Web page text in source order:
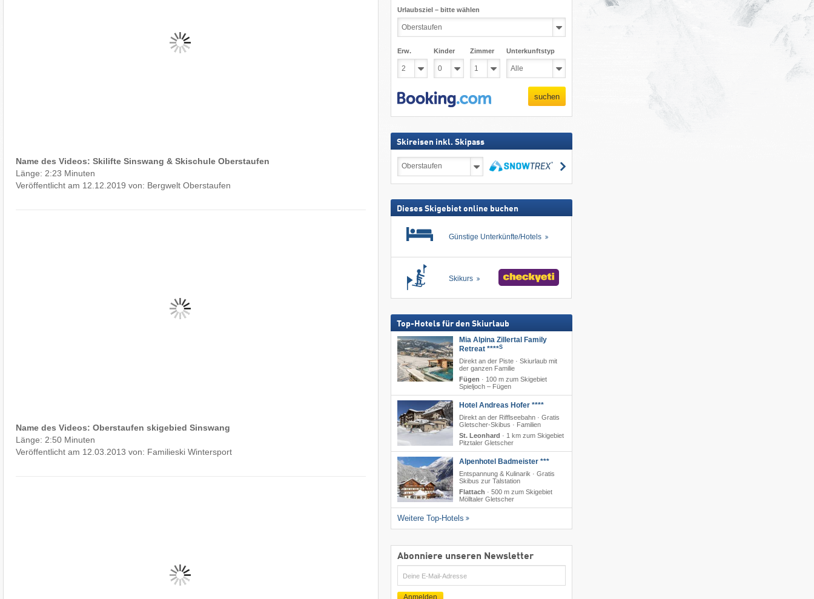
Name des Videos: Skilifte Sinswang & Skischule Oberstaufen
Länge: 2:23 Minuten
Veröffentlicht am 12.12.2019 von: Bergwelt Oberstaufen
Name des Videos: Oberstaufen skigebied Sinswang
Länge: 2:50 Minuten
Veröffentlicht am 12.03.2013 von: Familieski Wintersport
Urlaubsziel – bitte wählen
Erw. Kinder Zimmer Unterkunftstyp
suchen
Skireisen inkl. Skipass
inkl.
suchen
Dieses Skigebiet online buchen
Günstige Unterkünfte/Hotels
Skikurs
Top-Hotels für den Skiurlaub
Mia Alpina Zillertal Family
Retreat ****S
Direkt an der Piste · Skiurlaub mit
der ganzen Familie
Fügen · 100 m zum Skigebiet
Spieljoch – Fügen
Hotel Andreas Hofer ****
Direkt an der Rifflseebahn · Gratis
Gletscher-Skibus · Familien
St. Leonhard · 1 km zum Skigebiet
Pitztaler Gletscher
Alpenhotel Badmeister ***
Entspannung & Kulinarik · Gratis
Skibus zur Talstation
Flattach · 500 m zum Skigebiet
Mölltaler Gletscher
Weitere Top-Hotels
Abonniere unseren Newsletter
E-
Mail